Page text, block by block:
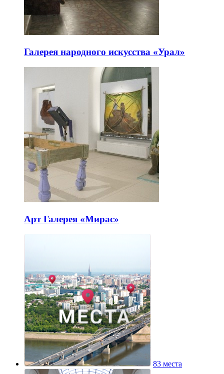
Галерея народного искусства «Урал»
Арт Галерея «Мирас»
83 места